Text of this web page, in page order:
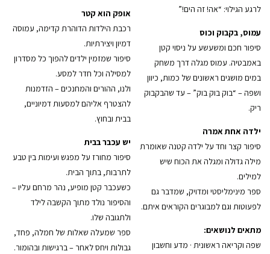
לרגע הגילוי: “אה! זה הים!”
עמוס, בקבוק וכוס
סיפור חכם ומשעשע על ניסוי קטן
באמבטיה. עמוס מגלה דרך משחק
במים מושגים ראשונים של כמות, כיוון
ושפה – “בוק בוק בוק” – עד שהבקבוק
ריק.
ילדה אחת אמרה
סיפור קצר וחד על ילדה קטנה שאומרת
מילה גדולה ומגלה את הכוח שיש
למילים.
ספר מינימליסטי ומדויק, שמדבר גם
לפעוטות וגם למבוגרים הקוראים איתם.
מתאים לנושאים:
שפה וקריאה ראשונית · מדע וחשבון
אופק הוא קטר
רכבת הילדות הדוהרת קדימה, עמוסה
דמיון ויצירתיות.
סיפור שמזמין ילדים להפוך כל מסדרון
למסילה וכל חדר למסע.
ולנו, ההורים והמחנכים – הזדמנות
להצטרף אליהם למסעות דמיוניים,
בבית ובחוץ.
יש עכבר בבית
סיפור מחורז על מפגש ועימות בין טבע
לתרבות, בתוך הבית.
כשעכבר קטן מופיע, נהר מרחם עליו –
והסיפור נולד מתוך הקשבה לילד
ולתגובה שלו.
ספר שמעלה שאלות של חמלה, פחד,
גבולות ויחס לאחר – ברגישות ובהומור.